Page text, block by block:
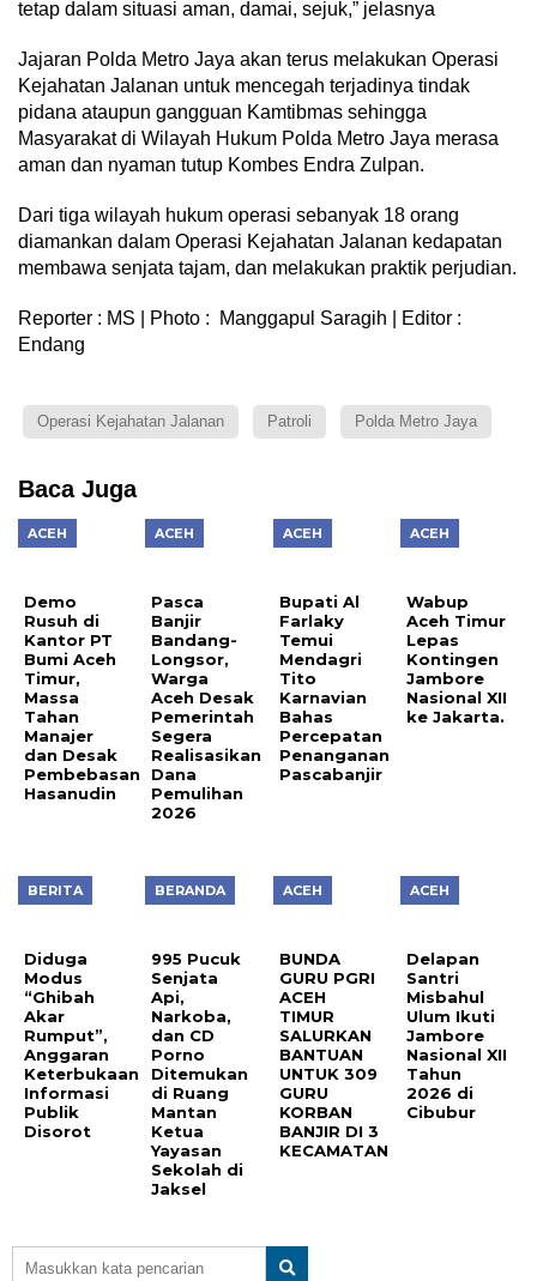
tetap dalam situasi aman, damai, sejuk,” jelasnya
Jajaran Polda Metro Jaya akan terus melakukan Operasi
Kejahatan Jalanan untuk mencegah terjadinya tindak
pidana ataupun gangguan Kamtibmas sehingga
Masyarakat di Wilayah Hukum Polda Metro Jaya merasa
aman dan nyaman tutup Kombes Endra Zulpan.
Dari tiga wilayah hukum operasi sebanyak 18 orang
diamankan dalam Operasi Kejahatan Jalanan kedapatan
membawa senjata tajam, dan melakukan praktik perjudian.
Reporter : MS | Photo : Manggapul Saragih | Editor :
Endang
Operasi Kejahatan Jalanan Patroli Polda Metro Jaya
Baca Juga
ACEH
Demo
Rusuh di
Kantor PT
Bumi Aceh
Timur,
Massa
Tahan
Manajer
dan Desak
Pembebasan
Hasanudin
ACEH
Pasca
Banjir
Bandang-
Longsor,
Warga
Aceh Desak
Pemerintah
Segera
Realisasikan
Dana
Pemulihan
2026
ACEH
Bupati Al
Farlaky
Temui
Mendagri
Tito
Karnavian
Bahas
Percepatan
Penanganan
Pascabanjir
ACEH
Wabup
Aceh Timur
Lepas
Kontingen
Jambore
Nasional XII
ke Jakarta.
BERITA
Diduga
Modus
“Ghibah
Akar
Rumput”,
Anggaran
Keterbukaan
Informasi
Publik
Disorot
BERANDA
995 Pucuk
Senjata
Api,
Narkoba,
dan CD
Porno
Ditemukan
di Ruang
Mantan
Ketua
Yayasan
Sekolah di
Jaksel
ACEH
BUNDA
GURU PGRI
ACEH
TIMUR
SALURKAN
BANTUAN
UNTUK 309
GURU
KORBAN
BANJIR DI 3
KECAMATAN
ACEH
Delapan
Santri
Misbahul
Ulum Ikuti
Jambore
Nasional XII
Tahun
2026 di
Cibubur